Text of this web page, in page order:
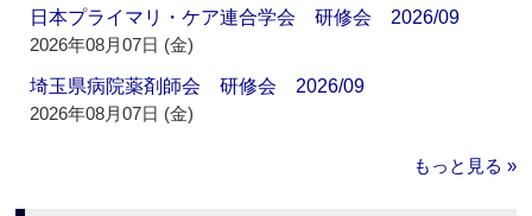
日本プライマリ・ケア連合学会 研修会 2026/09
2026年08月07日 (金)
埼玉県病院薬剤師会 研修会 2026/09
2026年08月07日 (金)
もっと見る »